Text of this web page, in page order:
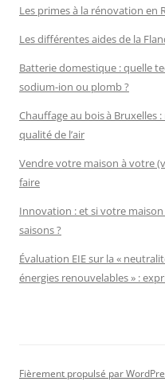
Les primes à la rénovation en
Les différentes aides de la
Batterie domestique : quelle
sodium-ion ou plomb ?
Chauffage au bois à Bruxelles
qualité de l’air
Vendre votre maison à votre
faire
Innovation : et si votre
saisons ?
Évaluation EIE sur la «
énergies renouvelables » :
Fièrement propulsé par